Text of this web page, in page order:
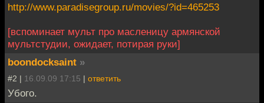
http://www.paradisegroup.ru/movies/?id=465253
[вспоминает мульт про масленицу армянской
мультстудии, ожидает, потирая руки]
boondocksaint »
#2 | 16.09.09 17:15 | ответить
Убого.